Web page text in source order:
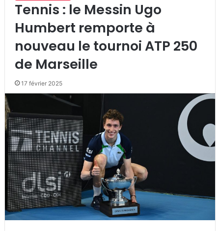
Tennis : le Messin Ugo
Humbert remporte à
nouveau le tournoi ATP 250
de Marseille
17 février 2025